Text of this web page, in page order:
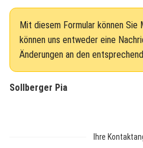
Mit diesem Formular können Sie
können uns entweder eine
Änderungen an den
Sollberger Pia
Ihre